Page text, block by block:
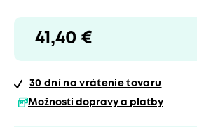
41,40 €
30 dní na vrátenie tovaru
Možnosti dopravy a platby